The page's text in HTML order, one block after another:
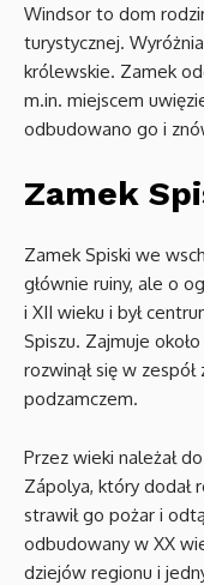
Windsor to dom
turystycznej.
królewskie. Zamek
m.in. miejscem
odbudowano go i
Zamek
Zamek Spiski we
głównie ruiny, ale o
i XII wieku i był
Spiszu. Zajmuje
rozwinął się w
podzamczem.
Przez wieki należał
Zápolya, który dodał
strawił go pożar i
odbudowany w XX
dziejów regionu i